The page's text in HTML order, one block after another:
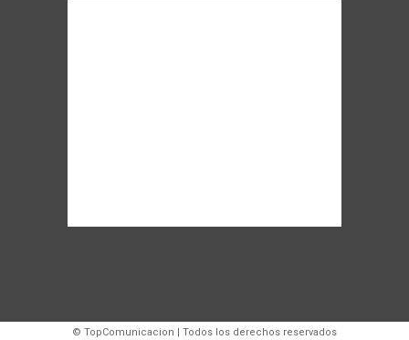
© TopComunicacion | Todos los derechos reservados